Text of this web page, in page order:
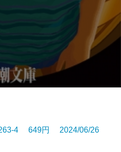
4 649円 2024/06/26